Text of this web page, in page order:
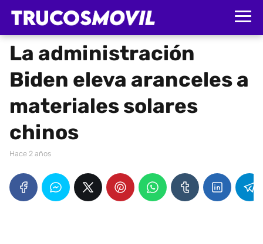
La administración
Biden eleva aranceles a
materiales solares
chinos
hace 2 años